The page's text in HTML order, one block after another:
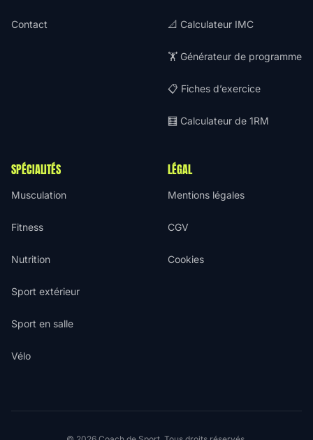
Contact 📐 Calculateur IMC
🏋️ Générateur de programme
📋 Fiches d’exercice
🧮 Calculateur de 1RM
SPÉCIALITÉS
Musculation
Fitness
Nutrition
Sport extérieur
Sport en salle
Vélo
LÉGAL
Mentions légales
CGV
Cookies